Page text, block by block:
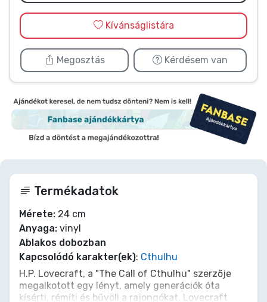
Kívánságlistára
Megosztás Kérdésem van
Termékadatok
Mérete: 24 cm
Anyaga: vinyl
Ablakos dobozban
Kapcsolódó karakter(ek): Cthulhu
H.P. Lovecraft, a "The Call of Cthulhu" szerzője
megalkotott egy lényt, amely generációk óta
kísérti, rémíti és bűvöli a rajongókat. Lovecraft